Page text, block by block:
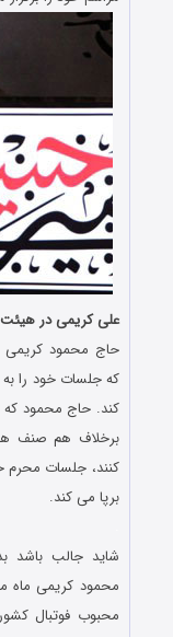
علی کریمی در
حاج محمود کریمی
که جلسات خود را
کند. حاج محمود
برخلاف هم صنف
کنند، جلسات
برپا می کند.
شاید جالب باشد
محمود کریمی ماه
محبوب فوتبال